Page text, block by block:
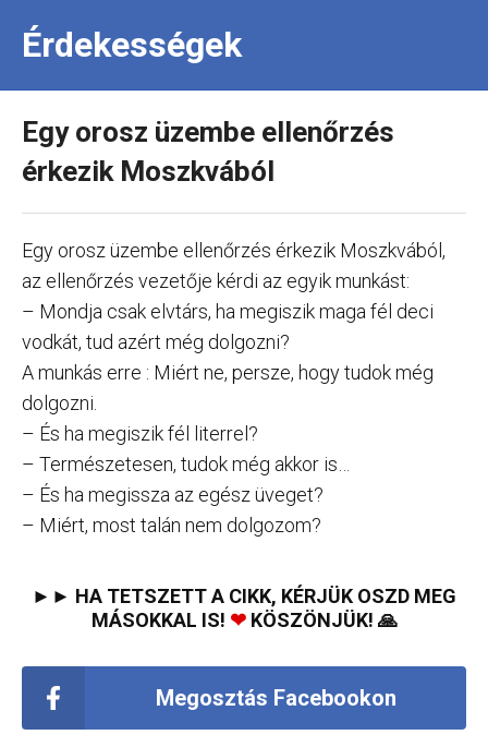
Érdekességek
Egy orosz üzembe ellenőrzés
érkezik Moszkvából
Egy orosz üzembe ellenőrzés érkezik Moszkvából,
az ellenőrzés vezetője kérdi az egyik munkást:
– Mondja csak elvtárs, ha megiszik maga fél deci
vodkát, tud azért még dolgozni?
A munkás erre : Miért ne, persze, hogy tudok még
dolgozni.
– És ha megiszik fél literrel?
– Természetesen, tudok még akkor is…
– És ha megissza az egész üveget?
– Miért, most talán nem dolgozom?
►► HA TETSZETT A CIKK, KÉRJÜK OSZD MEG
MÁSOKKAL IS! ❤KÖSZÖNJÜK! 🙏
Megosztás Facebookon